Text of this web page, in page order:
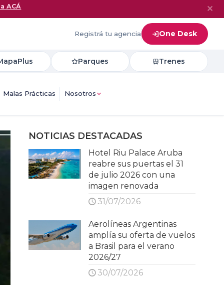
ACÁ ✕
Registrá tu agencia One Desk
Parques Trenes
Malas Prácticas Nosotros
NOTICIAS DESTACADAS
Hotel Riu Palace Aruba
reabre sus puertas el 31
de julio 2026 con una
imagen renovada
31/07/2026
Aerolíneas Argentinas
amplía su oferta de vuelos
a Brasil para el verano
2026/27
30/07/2026